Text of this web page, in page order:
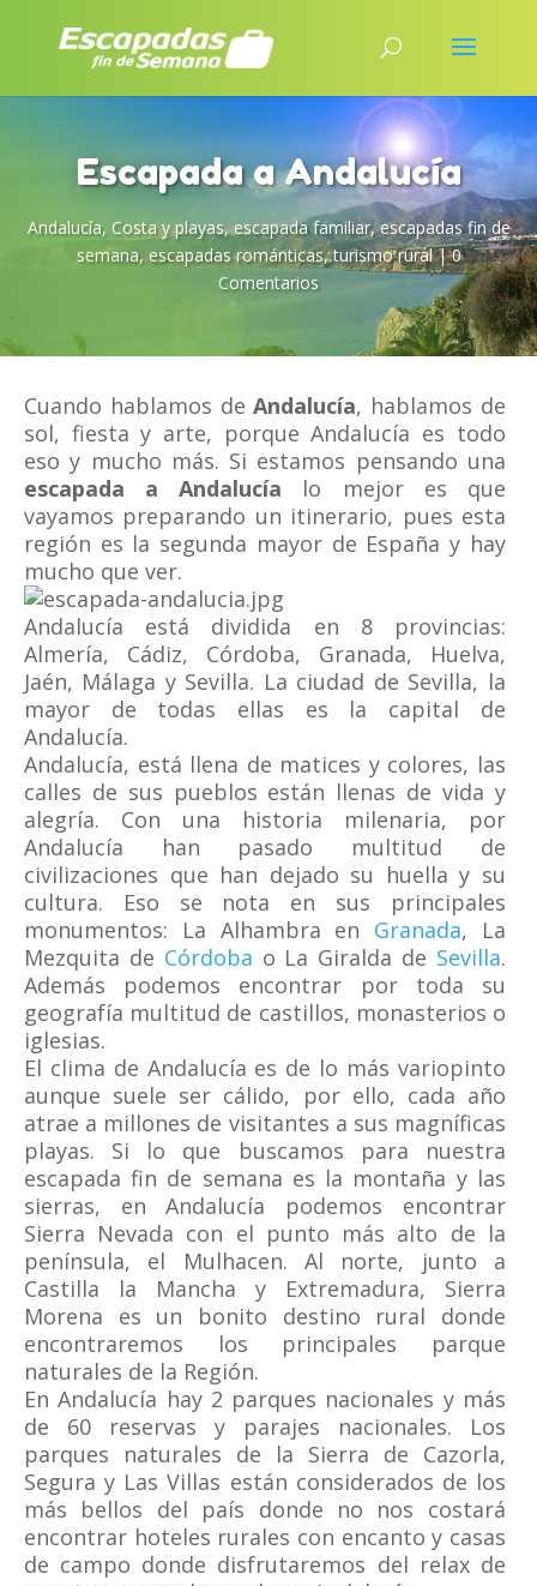
Escapada a Andalucía
Andalucía, Costa y playas, escapada familiar,escapadas fin de
semana, escapadas románticas,turismo rural|0
Comentarios
Cuando hablamos deAndalucía, hablamos de
sol, fiesta y arte, porque Andalucía es todo
eso y mucho más. Si estamos pensando una
escapada a Andalucía lo mejor es que
vayamos preparando un itinerario, pues esta
región es la segunda mayor de España y hay
mucho que ver.
Andalucía está dividida en 8 provincias:
Almería, Cádiz, Córdoba, Granada, Huelva,
Jaén, Málaga y Sevilla. La ciudad de Sevilla, la
mayor de todas ellas es la capital de
Andalucía.
Andalucía, está llena de matices y colores, las
calles de sus pueblos están llenas de vida y
alegría. Con una historia milenaria, por
Andalucía han pasado multitud de
civilizaciones que han dejado su huella y su
cultura. Eso se nota en sus principales
monumentos: La Alhambra en Granada, La
Mezquita de Córdoba o La Giralda de Sevilla.
Además podemos encontrar por toda su
geografía multitud de castillos, monasterios o
iglesias.
El clima de Andalucía es de lo más variopinto
aunque suele ser cálido, por ello, cada año
atrae a millones de visitantes a sus magníficas
playas. Si lo que buscamos para nuestra
escapada fin de semana es la montaña y las
sierras, en Andalucía podemos encontrar
Sierra Nevada con el punto más alto de la
península, el Mulhacen. Al norte, junto a
Castilla la Mancha y Extremadura, Sierra
Morena es un bonito destino rural donde
encontraremos los principales parque
naturales de la Región.
En Andalucía hay 2 parques nacionales y más
de 60 reservas y parajes nacionales. Los
parques naturales de la Sierra de Cazorla,
Segura y Las Villas están considerados de los
más bellos del país donde no nos costará
encontrar hoteles rurales con encanto y casas
de campo donde disfrutaremos del relax de